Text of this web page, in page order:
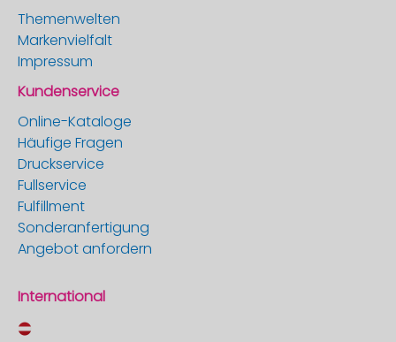
Themenwelten
Markenvielfalt
Impressum
Kundenservice
Online-Kataloge
Häufige Fragen
Druckservice
Fullservice
Fulfillment
Sonderanfertigung
Angebot anfordern
International